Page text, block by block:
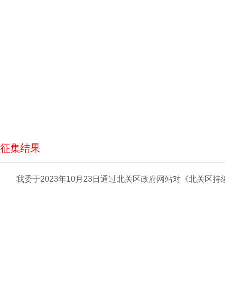
征集结果
我委于2023年10月23日通过北关区政府网站对《北关区